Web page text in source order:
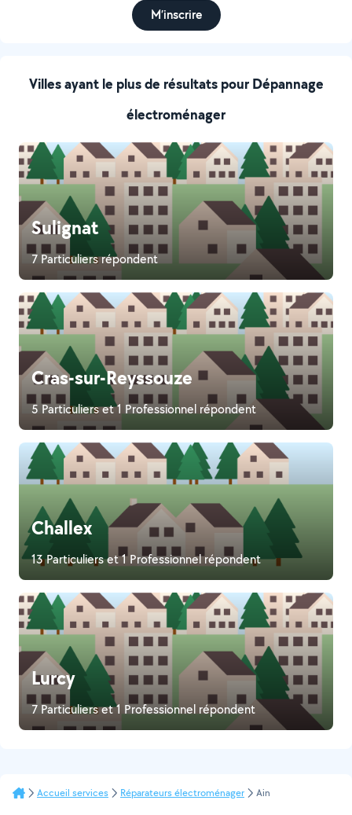
Villes ayant le plus de résultats pour Dépannage
électroménager
Sulignat
7 Particuliers répondent
Cras-sur-Reyssouze
5 Particuliers et 1 Professionnel répondent
Challex
13 Particuliers et 1 Professionnel répondent
Lurcy
7 Particuliers et 1 Professionnel répondent
M’inscrire
Accueil services Réparateurs électroménager Ain